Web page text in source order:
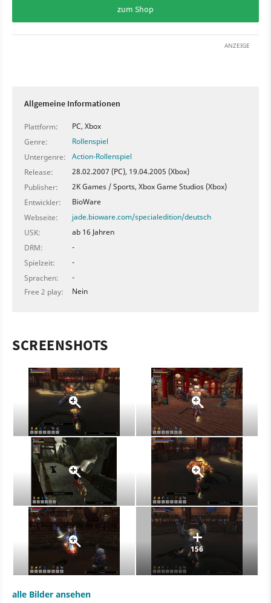
zum Shop
ANZEIGE
Allgemeine Informationen
Plattform:
PC, Xbox
Genre:
Rollenspiel
Untergenre:
Action-Rollenspiel
Release:
28.02.2007 (PC), 19.04.2005 (Xbox)
Publisher:
2K Games / Sports, Xbox Game Studios (Xbox)
Entwickler:
BioWare
Webseite:
jade.bioware.com/specialedition/deutsch
USK:
ab 16 Jahren
DRM:
-
Spielzeit:
-
Sprachen:
-
Free 2 play:
Nein
SCREENSHOTS
156
alle Bilder ansehen